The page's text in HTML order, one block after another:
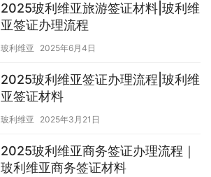
2025玻利维亚旅游签证材料|玻利维
亚签证办理流程
玻利维亚 2025年6月4日
2025玻利维亚签证办理流程|玻利维
亚签证材料
玻利维亚 2025年3月21日
2025玻利维亚商务签证办理流程｜
玻利维亚商务签证材料